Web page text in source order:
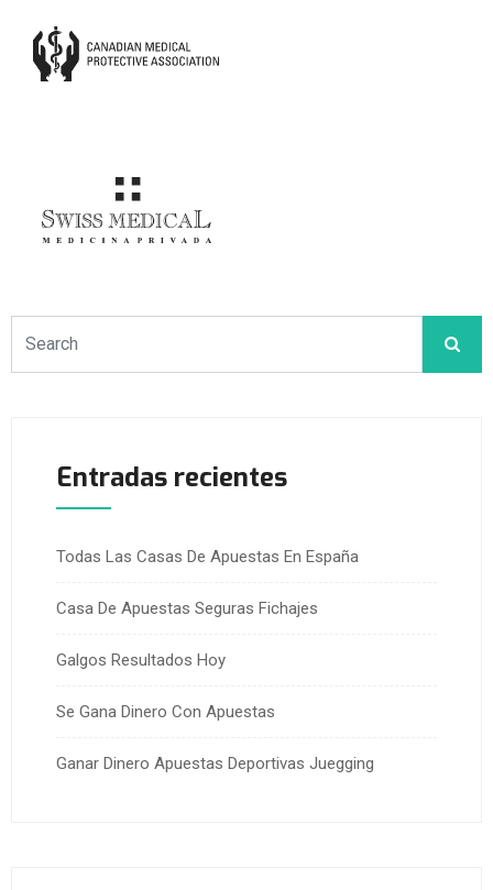
Entradas recientes
Todas Las Casas De Apuestas En España
Casa De Apuestas Seguras Fichajes
Galgos Resultados Hoy
Se Gana Dinero Con Apuestas
Ganar Dinero Apuestas Deportivas Juegging